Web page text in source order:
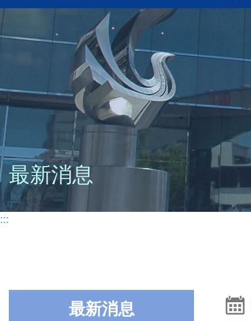
最新消息
:::
最新消息